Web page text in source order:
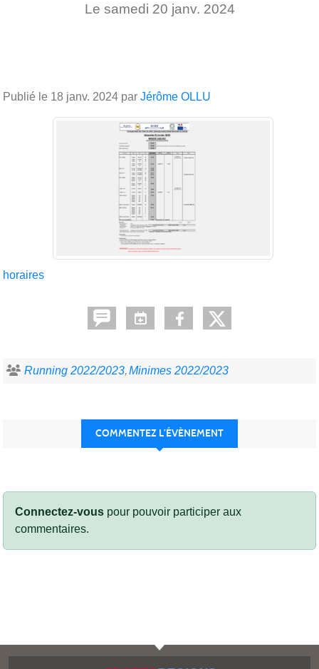
Le samedi 20 janv. 2024
Publié le 18 janv. 2024 par Jérôme OLLU
horaires
Running 2022/2023 Minimes 2022/2023
COMMENTEZ L’ÉVÈNEMENT
Connectez-vous pour pouvoir participer aux
commentaires.